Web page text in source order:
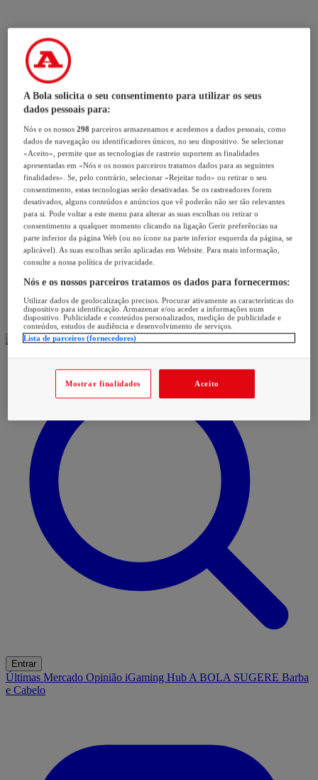
Entrar
Últimas Mercado Opinião iGaming Hub A BOLA SUGERE Barba
e Cabelo
A Bola solicita o seu consentimento para utilizar os seus
dados pessoais para:
Nós e os nossos298 parceiros armazenamos e acedemos a dados pessoais, como
dados de navegação ou identificadores únicos, no seu dispositivo. Se selecionar
«Aceito», permite que as tecnologias de rastreio suportem as finalidades
apresentadas em «Nós e os nossos parceiros tratamos dados para as seguintes
finalidades». Se, pelo contrário, selecionar «Rejeitar tudo» ou retirar o seu
consentimento, estas tecnologias serão desativadas. Se os rastreadores forem
desativados, alguns conteúdos e anúncios que vê poderão não ser tão relevantes
para si. Pode voltar a este menu para alterar as suas escolhas ou retirar o
consentimento a qualquer momento clicando na ligação Gerir preferências na
parte inferior da página Web (ou no ícone na parte inferior esquerda da página, se
aplicável). As suas escolhas serão aplicadas em Website. Para mais informação,
consulte a nossa política de privacidade.
Nós e os nossos parceiros tratamos os dados para fornecermos:
Utilizar dados de geolocalização precisos. Procurar ativamente as características do
dispositivo para identificação. Armazenar e/ou aceder a informações num
dispositivo. Publicidade e conteúdos personalizados, medição de publicidade e
conteúdos, estudos de audiência e desenvolvimento de serviços.
Lista de parceiros (fornecedores)
Mostrar finalidades Aceito